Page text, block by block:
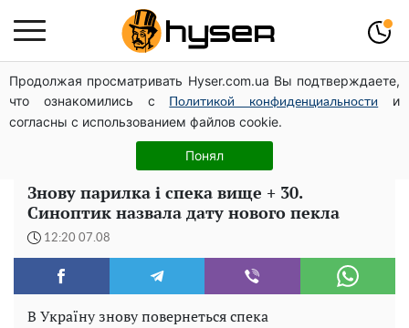
Продолжая просматривать Hyser.com.ua Вы подтверждаете,
что ознакомились с
Политикой конфиденциальности
и
согласны с использованием файлов cookie.
Понял
Олена Тополя злив відео – це далеко не все: фронтмен
"Антитіла" Тарас Тополя став наступним
Повністю гола Анна Трінчер блиснула "принадами":
таких розмірів ви ще не бачили
Знову парилка і спека вище + 30.
Синоптик назвала дату нового пекла
12:20 07.08
В Україну знову повернеться спека